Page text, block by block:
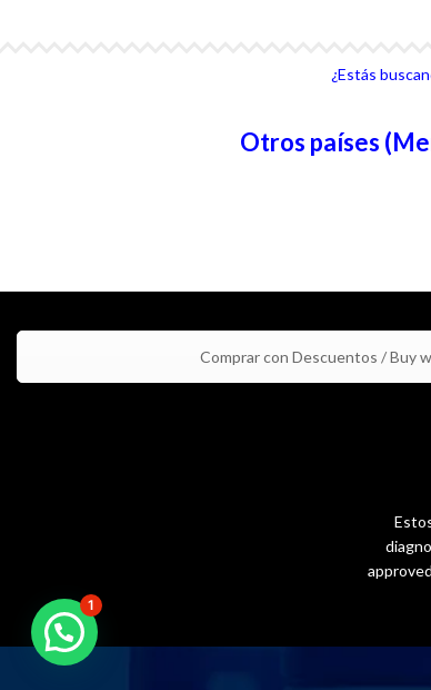
¿Estás
Otros países
Comprar con Descuentos / Buy
1